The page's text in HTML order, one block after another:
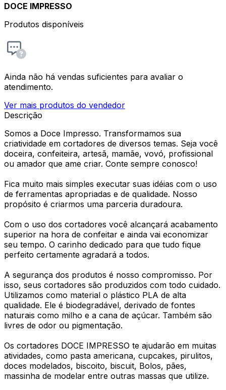
DOCE IMPRESSO
Produtos disponíveis
Ainda não há vendas suficientes para avaliar o
atendimento.
Ver mais produtos do vendedor
Descrição
Somos a Doce Impresso. Transformamos sua
criatividade em cortadores de diversos temas. Seja você
doceira, confeiteira, artesã, mamãe, vovó, profissional
ou amador que ame criar. Conte sempre conosco!
Fica muito mais simples executar suas idéias com o uso
de ferramentas apropriadas e de qualidade. Nosso
propósito é criarmos uma parceria duradoura.
Com o uso dos cortadores você alcançará acabamento
superior na hora de confeitar e ainda vai economizar
seu tempo. O carinho dedicado para que tudo fique
perfeito certamente agradará a todos.
A segurança dos produtos é nosso compromisso. Por
isso, seus cortadores são produzidos com todo cuidado.
Utilizamos como material o plástico PLA de alta
qualidade. Ele é biodegradável, derivado de fontes
naturais como milho e a cana de açúcar. Também são
livres de odor ou pigmentação.
Os cortadores DOCE IMPRESSO te ajudarão em muitas
atividades, como pasta americana, cupcakes, pirulitos,
doces modelados, biscoito, biscuit, Bolos, pães,
massinha de modelar entre outras massas que utilize.